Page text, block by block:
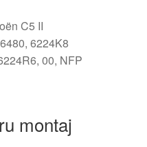
C5 II
6224K8
00, NFP
montaj